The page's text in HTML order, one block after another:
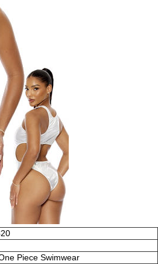
Piece Swimwear